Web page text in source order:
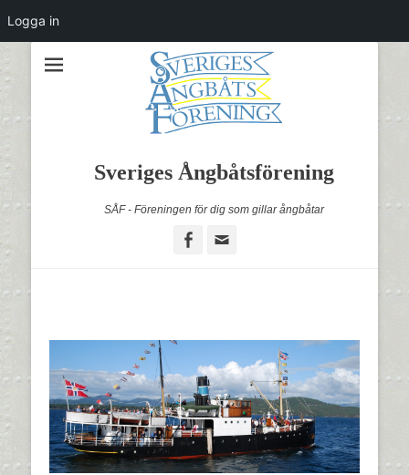
Sveriges Ångbåtsförening
SÅF - Föreningen för dig som gillar ångbåtar
Facebook
Logga in